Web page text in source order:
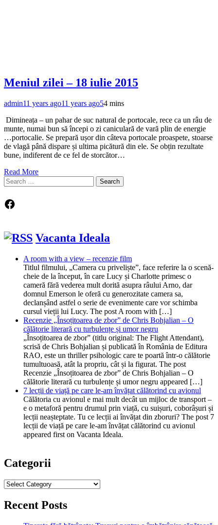
Meniul zilei – 18 iulie 2015
admin11 years ago11 years ago54 mins
Dimineața – un pahar de suc natural de portocale, rece ca un râu de
munte, numai bun să începi o zi caniculară de vară plin de energie
…portocalie. Se prepară ușor din câteva portocale proaspete, stoarse
de vlagă până dispare și ultima picătură din ele. Se obțin rezultate
bune, indiferent de ce fel de storcător…
Read More
Search
for:
Facebook
Vacanta Ideala
A room with a view – recenzie film
Titlul filmului, „Camera cu priveliște”, face referire la o scenă-
cheie de la început, în care Lucy și Charlotte primesc o
cameră fără vederea mult dorită asupra râului Arno, dar
domnul Emerson le oferă cu generozitate camera sa,
declanșând astfel o serie de evenimente care vor schimba
cursul vieții lui Lucy. The post A room with […]
Recenzie „Însoțitoarea de zbor” de Chris Bohjalian – O
călătorie literară cu turbulențe și umor negru
„Însoțitoarea de zbor” (titlu original: The Flight Attendant),
scrisă de Chris Bohjalian și publicată în România de Editura
RAO, este un thriller psihologic care te poartă într-o călătorie
tumultuoasă, atât la propriu, cât și la figurat. The post
Recenzie „Însoțitoarea de zbor” de Chris Bohjalian – O
călătorie literară cu turbulențe și umor negru appeared […]
7 lecții de viață pe care le-am învățat călătorind cu avionul
Călătoria cu avionul e mai mult decât un mijloc de transport –
e o metaforă pentru drumul prin viață, cu suișuri, coborâșuri și
lecții neașteptate. Tu ce lecții ai învățat din zboruri? The post 7
lecții de viață pe care le-am învățat călătorind cu avionul
appeared first on Vacanta Ideala.
Categorii
Categorii
Recent Posts